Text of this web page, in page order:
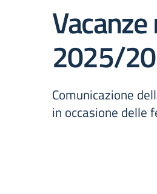
2025/
Comunicazione
in occasione delle